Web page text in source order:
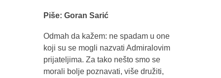
Piše: Goran Sarić
Odmah da kažem: ne spadam u one
koji su se mogli nazvati Admiralovim
prijateljima. Za tako nešto smo se
morali bolje poznavati, više družiti,